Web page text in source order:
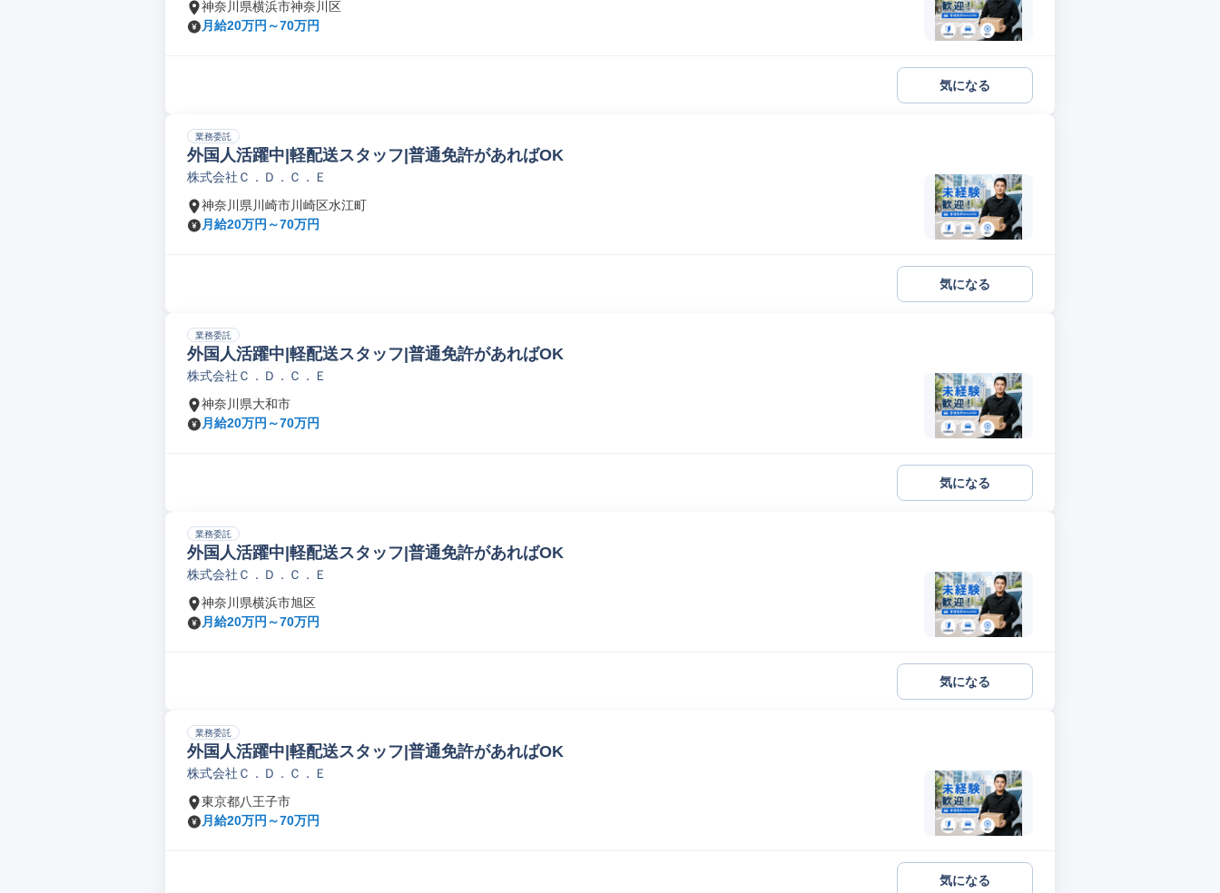
神奈川県横浜市神奈川区
月給20万円～70万円
気になる
業務委託
外国人活躍中|軽配送スタッフ|普通免許があればOK
株式会社Ｃ．Ｄ．Ｃ．Ｅ
神奈川県川崎市川崎区水江町
月給20万円～70万円
気になる
業務委託
外国人活躍中|軽配送スタッフ|普通免許があればOK
株式会社Ｃ．Ｄ．Ｃ．Ｅ
神奈川県大和市
月給20万円～70万円
気になる
業務委託
外国人活躍中|軽配送スタッフ|普通免許があればOK
株式会社Ｃ．Ｄ．Ｃ．Ｅ
神奈川県横浜市旭区
月給20万円～70万円
気になる
業務委託
外国人活躍中|軽配送スタッフ|普通免許があればOK
株式会社Ｃ．Ｄ．Ｃ．Ｅ
東京都八王子市
月給20万円～70万円
気になる